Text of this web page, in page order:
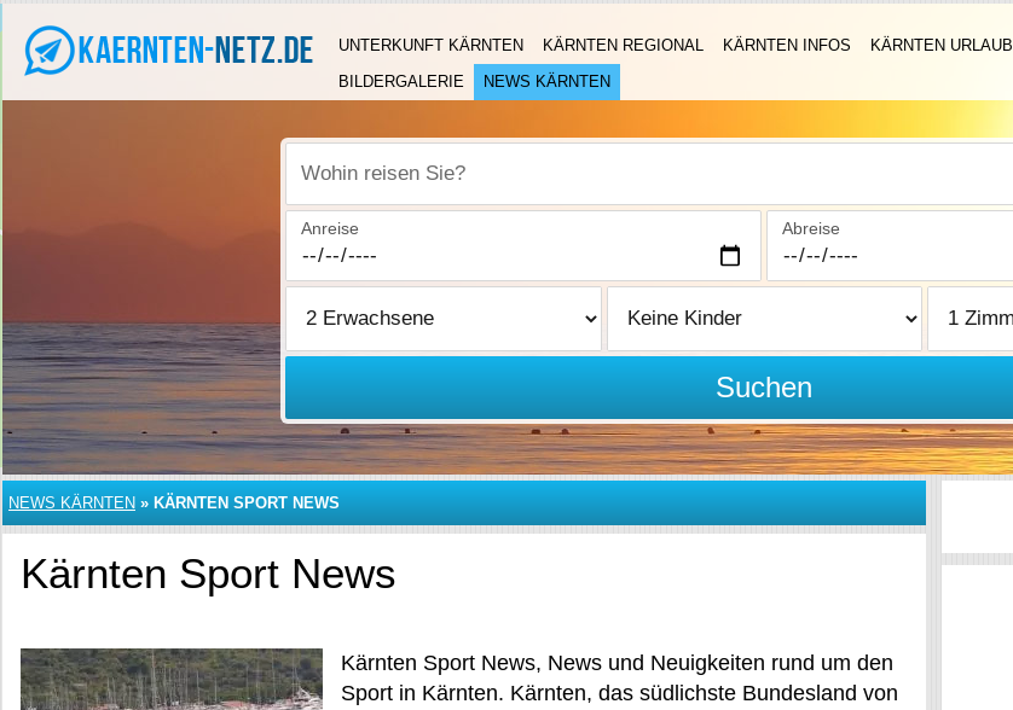
UNTERKUNFT KÄRNTEN KÄRNTEN REGIONAL KÄRNTEN INFOS
KÄRNTEN URLAUB
BILDERGALERIE
NEWS KÄRNTEN
Wohin reisen Sie?
Anreise Abreise
Suchen
NEWS KÄRNTEN » KÄRNTEN SPORT NEWS
Kärnten Sport News
Kärnten Sport News, News und Neuigkeiten rund um den
Sport in Kärnten. Kärnten, das südlichste Bundesland von